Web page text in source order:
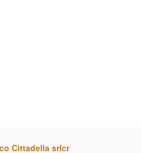
Cittadella srlcr